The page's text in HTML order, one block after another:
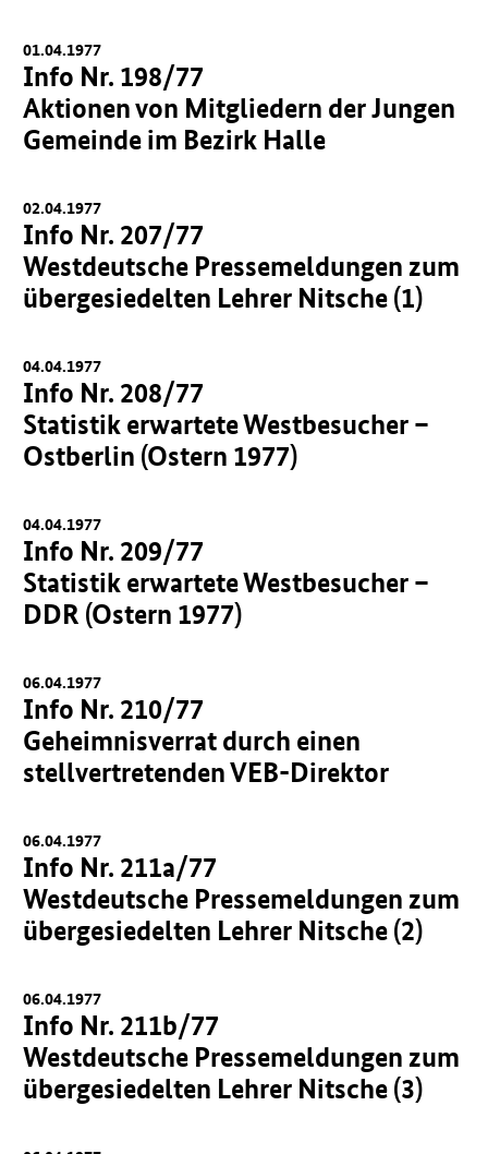
01.04.1977
Info Nr. 198/77
Aktionen von Mitgliedern der Jungen
Gemeinde im Bezirk Halle
02.04.1977
Info Nr. 207/77
Westdeutsche Pressemeldungen zum
übergesiedelten Lehrer Nitsche (1)
04.04.1977
Info Nr. 208/77
Statistik erwartete Westbesucher –
Ostberlin (Ostern 1977)
04.04.1977
Info Nr. 209/77
Statistik erwartete Westbesucher –
DDR (Ostern 1977)
06.04.1977
Info Nr. 210/77
Geheimnisverrat durch einen
stellvertretenden VEB-Direktor
06.04.1977
Info Nr. 211a/77
Westdeutsche Pressemeldungen zum
übergesiedelten Lehrer Nitsche (2)
06.04.1977
Info Nr. 211b/77
Westdeutsche Pressemeldungen zum
übergesiedelten Lehrer Nitsche (3)